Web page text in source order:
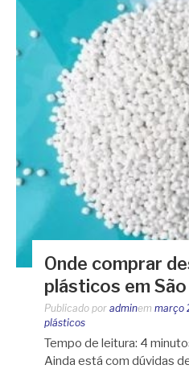
Onde comprar
plásticos em
Publicado por adminem março
plásticos
Tempo de leitura: 4
Ainda está com dúvidas